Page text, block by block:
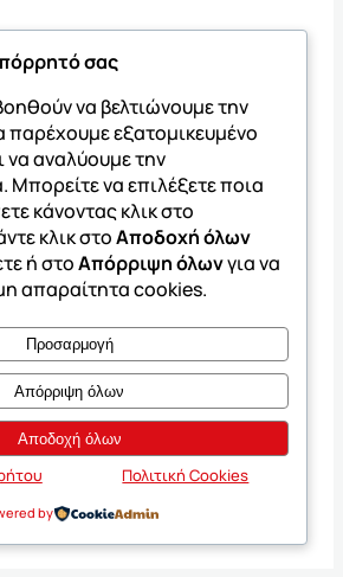
σας
να βελτιώνουμε την
παρέχουμε εξατομικευμένο
να αναλύουμε την
Μπορείτε να επιλέξετε ποια
κάνοντας κλικ στο
κλικ στοΑποδοχή όλων
ή στοΑπόρριψη όλωνγια να
απαραίτητα cookies.
Προσαρμογή
Απόρριψη όλων
Αποδοχή όλων
Πολιτική Cookies
by